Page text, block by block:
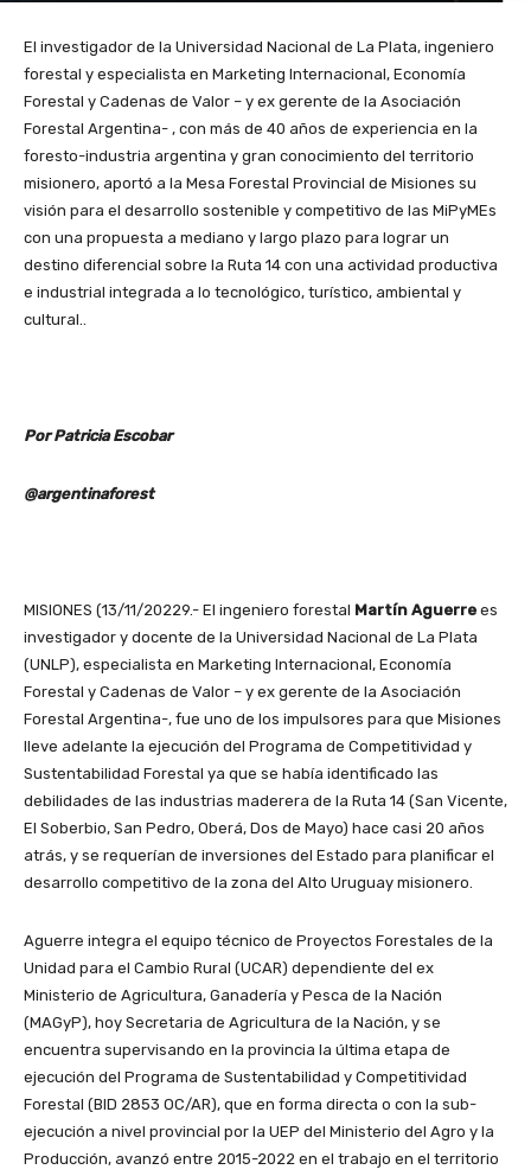
El investigador de la Universidad Nacional de La Plata, ingeniero
forestal y especialista en Marketing Internacional, Economía
Forestal y Cadenas de Valor – y ex gerente de la Asociación
Forestal Argentina- , con más de 40 años de experiencia en la
foresto-industria argentina y gran conocimiento del territorio
misionero, aportó a la Mesa Forestal Provincial de Misiones su
visión para el desarrollo sostenible y competitivo de las MiPyMEs
con una propuesta a mediano y largo plazo para lograr un
destino diferencial sobre la Ruta 14 con una actividad productiva
e industrial integrada a lo tecnológico, turístico, ambiental y
cultural..
Por Patricia Escobar
@argentinaforest
MISIONES (13/11/20229.- El ingeniero forestal Martín Aguerre es
investigador y docente de la Universidad Nacional de La Plata
(UNLP), especialista en Marketing Internacional, Economía
Forestal y Cadenas de Valor – y ex gerente de la Asociación
Forestal Argentina-, fue uno de los impulsores para que Misiones
lleve adelante la ejecución del Programa de Competitividad y
Sustentabilidad Forestal ya que se había identificado las
debilidades de las industrias maderera de la Ruta 14 (San Vicente,
El Soberbio, San Pedro, Oberá, Dos de Mayo) hace casi 20 años
atrás, y se requerían de inversiones del Estado para planificar el
desarrollo competitivo de la zona del Alto Uruguay misionero.
Aguerre integra el equipo técnico de Proyectos Forestales de la
Unidad para el Cambio Rural (UCAR) dependiente del ex
Ministerio de Agricultura, Ganadería y Pesca de la Nación
(MAGyP), hoy Secretaria de Agricultura de la Nación, y se
encuentra supervisando en la provincia la última etapa de
ejecución del Programa de Sustentabilidad y Competitividad
Forestal (BID 2853 OC/AR), que en forma directa o con la sub-
ejecución a nivel provincial por la UEP del Ministerio del Agro y la
Producción, avanzó entre 2015-2022 en el trabajo en el territorio